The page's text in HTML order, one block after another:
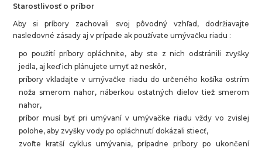
Starostlivosť o príbor
Aby si príbory zachovali svoj pôvodný vzhľad, dodržiavajte
nasledovné zásady aj v prípade ak používate umývačku riadu :
po použití príbory opláchnite, aby ste z nich odstránili zvyšky
jedla, aj keď ich plánujete umyť až neskôr,
príbory vkladajte v umývačke riadu do určeného košíka ostrím
noža smerom nahor, náberkou ostatných dielov tiež smerom
nahor,
príbor musí byť pri umývaní v umývačke riadu vždy vo zvislej
polohe, aby zvyšky vody po opláchnutí dokázali stiecť,
zvoľte kratší cyklus umývania, prípadne príbory po ukončení